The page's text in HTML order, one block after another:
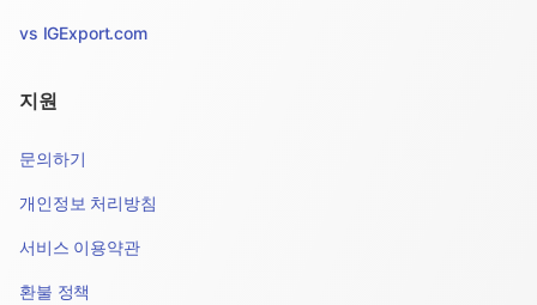
vs IGExport.com
지원
문의하기
개인정보 처리방침
서비스 이용약관
환불 정책